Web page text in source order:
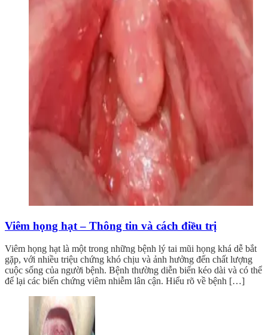
Viêm họng hạt – Thông tin và cách điều trị
Viêm họng hạt là một trong những bệnh lý tai mũi họng khá dễ bắt
gặp, với nhiều triệu chứng khó chịu và ảnh hưởng đến chất lượng
cuộc sống của người bệnh. Bệnh thường diễn biến kéo dài và có thể
để lại các biến chứng viêm nhiễm lân cận. Hiểu rõ về bệnh […]